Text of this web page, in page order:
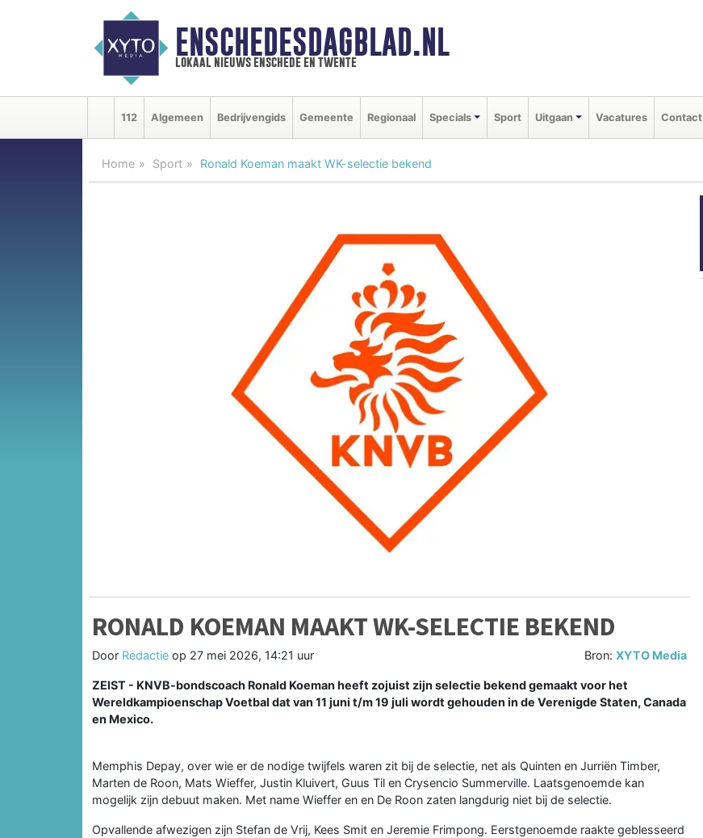
ENSCHEDESDAGBLAD.NL
lokaal nieuws enschede en twente
112 Algemeen Bedrijvengids Gemeente Regionaal Specials Sport Uitgaan Vacatures Contact
Home Sport Ronald Koeman maakt WK-selectie bekend
RONALD KOEMAN MAAKT WK-SELECTIE BEKEND
Door Redactie op 27 mei 2026, 14:21 uur Bron:XYTO Media
ZEIST - KNVB-bondscoach Ronald Koeman heeft zojuist zijn selectie bekend gemaakt voor het
Wereldkampioenschap Voetbal dat van 11 juni t/m 19 juli wordt gehouden in de Verenigde Staten, Canada
en Mexico.
Memphis Depay, over wie er de nodige twijfels waren zit bij de selectie, net als Quinten en Jurriën Timber,
Marten de Roon, Mats Wieffer, Justin Kluivert, Guus Til en Crysencio Summerville. Laatsgenoemde kan
mogelijk zijn debuut maken. Met name Wieffer en en De Roon zaten langdurig niet bij de selectie.
Opvallende afwezigen zijn Stefan de Vrij, Kees Smit en Jeremie Frimpong. Eerstgenoemde raakte geblesseerd